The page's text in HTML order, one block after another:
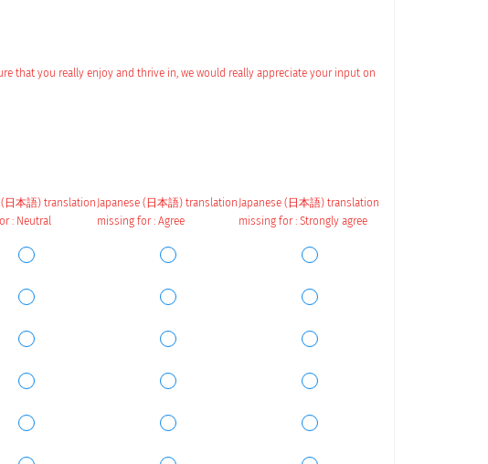
that you really enjoy and thrive in, we would really appreciate your input on
(日本語) translation
: Neutral
Japanese (日本語) translation
missing for : Agree
Japanese (日本語) translation
missing for : Strongly agree